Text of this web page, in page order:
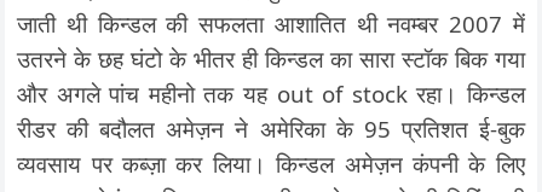
जाती थी किन्डल की सफलता आशातित थी नवम्बर 2007 में
उतरने के छह घंटो के भीतर ही किन्डल का सारा स्टॉक बिक गया
और अगले पांच महीनो तक यह out of stock रहा। किन्डल
रीडर की बदौलत अमेज़न ने अमेरिका के 95 प्रतिशत ई-बुक
व्यवसाय पर कब्ज़ा कर लिया। किन्डल अमेज़न कंपनी के लिए